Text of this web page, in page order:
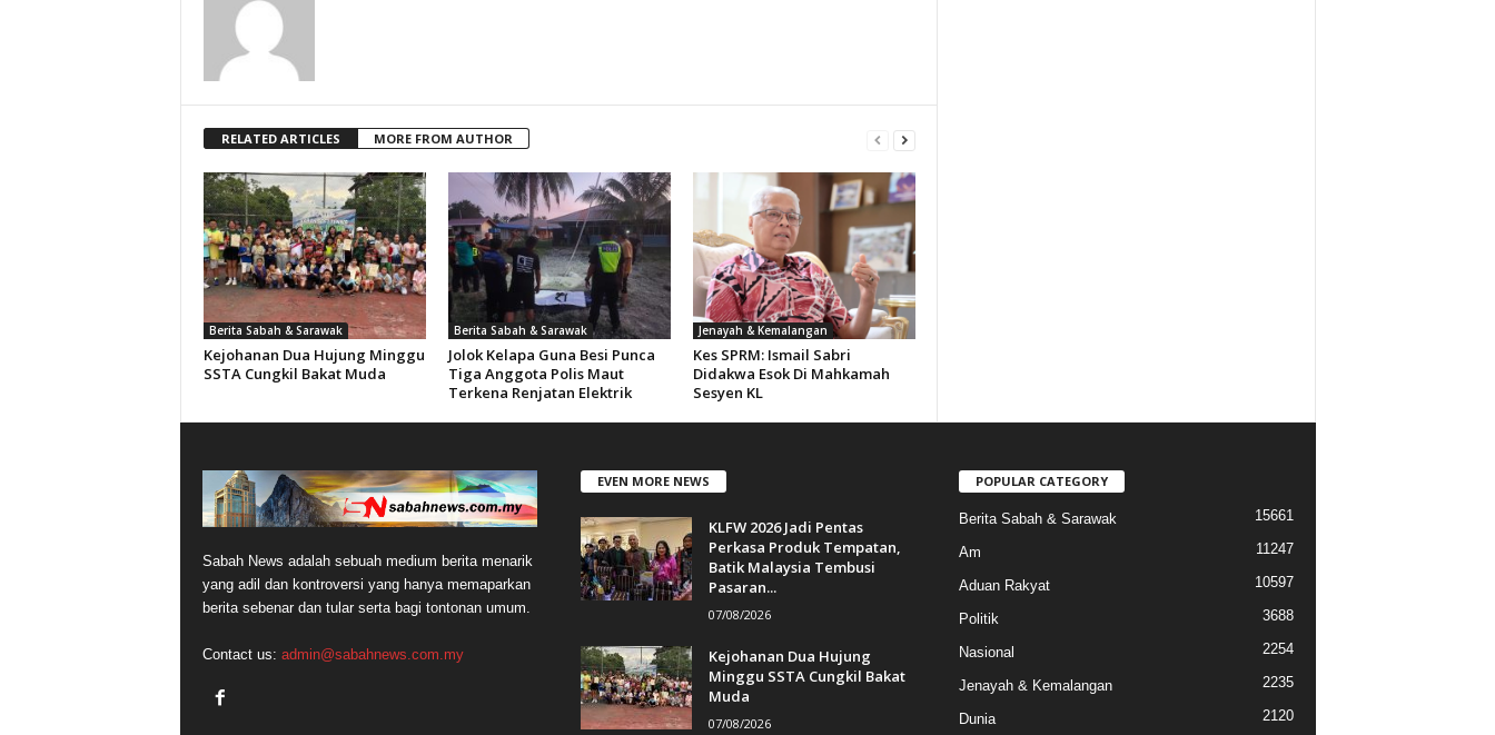
RELATED ARTICLES MORE FROM AUTHOR
Berita Sabah & Sarawak
Kejohanan Dua Hujung Minggu
SSTA Cungkil Bakat Muda
Berita Sabah & Sarawak
Jolok Kelapa Guna Besi Punca
Tiga Anggota Polis Maut
Terkena Renjatan Elektrik
Jenayah & Kemalangan
Kes SPRM: Ismail Sabri
Didakwa Esok Di Mahkamah
Sesyen KL
Sabah News adalah sebuah medium berita menarik
yang adil dan kontroversi yang hanya memaparkan
berita sebenar dan tular serta bagi tontonan umum.
Contact us: admin@sabahnews.com.my
EVEN MORE NEWS
KLFW 2026 Jadi Pentas
Perkasa Produk Tempatan,
Batik Malaysia Tembusi
Pasaran...
07/08/2026
Kejohanan Dua Hujung
Minggu SSTA Cungkil Bakat
Muda
07/08/2026
POPULAR CATEGORY
Berita Sabah & Sarawak 15661
Am 11247
Aduan Rakyat 10597
Politik 3688
Nasional 2254
Jenayah & Kemalangan 2235
Dunia 2120